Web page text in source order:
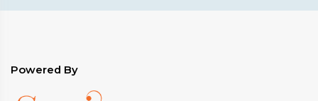
Powered By